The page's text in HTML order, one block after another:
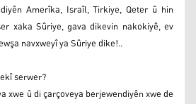
Amerîka, Israîl, Tirkiye, Qeter û hin
xaka Sûriye, gava dikevin nakokiyê, ev
navxweyî ya Sûriye dike!..
serwer?
xwe û di çarçoveya berjewendiyên xwe de